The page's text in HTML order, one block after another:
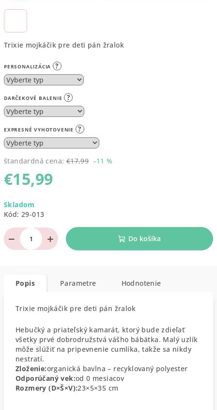
Trixie mojkáčik pre deti pán žralok
PERSONALIZÁCIA ?
DARČEKOVÉ BALENIE ?
EXPRESNÉ VYHOTOVENIE ?
štandardná cena: €17,99 –11 %
€15,99
cena:
Skladom
Kód: 29-013
+
− Do košíka
Popis Parametre Hodnotenie
Trixie mojkáčik pre deti pán žralok
Hebučký a priateľský kamarát, ktorý bude zdieľať
všetky prvé dobrodružstvá vášho bábätka. Malý uzlík
môže slúžiť na pripevnenie cumlíka, takže sa nikdy
nestratí.
Zloženie:organická bavlna – recyklovaný polyester
Odporúčaný vek:od 0 mesiacov
Rozmery (D×Š×V):23×5×35 cm